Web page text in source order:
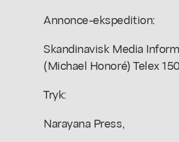
Annonce-ekspedition:
Skandinavisk Media
(Michael Honoré) Telex
Tryk:
Narayana Press,